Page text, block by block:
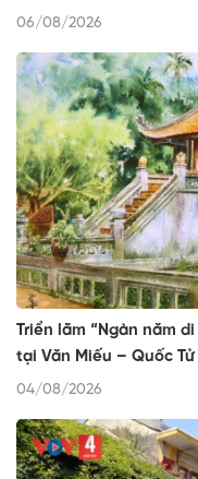
06/08/2026
Triển lãm “Ngàn năm
tại Văn Miếu – Quốc Tử
04/08/2026